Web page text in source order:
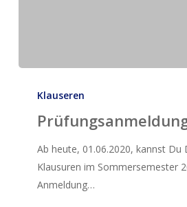
Klauseren
Ab heute, 01.06.2020, kannst Du
Klausuren im Sommersemester
Anmeldung…